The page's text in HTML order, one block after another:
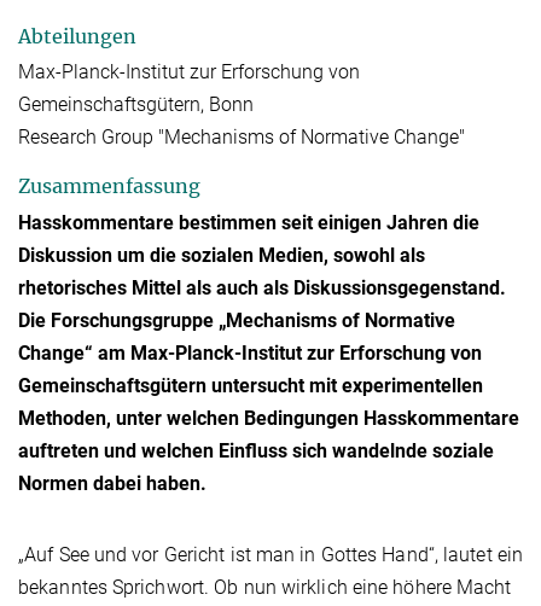
Abteilungen
Max-Planck-Institut zur Erforschung von
Gemeinschaftsgütern, Bonn
Research Group "Mechanisms of Normative Change"
Zusammenfassung
Hasskommentare bestimmen seit einigen Jahren die
Diskussion um die sozialen Medien, sowohl als
rhetorisches Mittel als auch als Diskussionsgegenstand.
Die Forschungsgruppe „Mechanisms of Normative
Change“ am Max-Planck-Institut zur Erforschung von
Gemeinschaftsgütern untersucht mit experimentellen
Methoden, unter welchen Bedingungen Hasskommentare
auftreten und welchen Einfluss sich wandelnde soziale
Normen dabei haben.
„Auf See und vor Gericht ist man in Gottes Hand“, lautet ein
bekanntes Sprichwort. Ob nun wirklich eine höhere Macht